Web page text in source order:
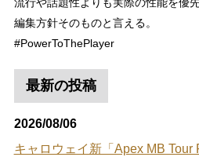
流行や話題性よりも実際の性能を優
編集方針そのものと言える。
#PowerToThePlayer
最新の投稿
2026/08/06
キャロウェイ新「Apex MB